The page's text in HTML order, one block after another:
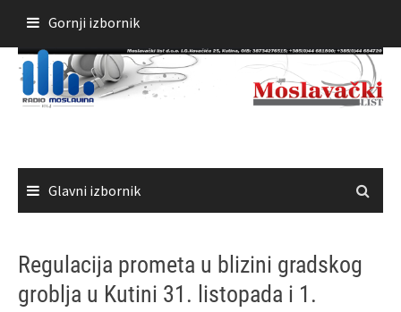
sadržaja
Gornji izbornik
Glavni izbornik
Regulacija prometa u blizini gradskog
groblja u Kutini 31. listopada i 1.